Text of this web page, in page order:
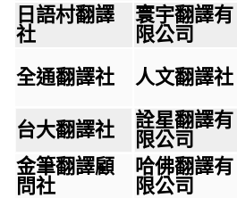
日語村翻譯
社
寰宇翻譯有
限公司
全通翻譯社
人文翻譯社
台大翻譯社
詮星翻譯有
限公司
金筆翻譯顧
問社
哈佛翻譯有
限公司